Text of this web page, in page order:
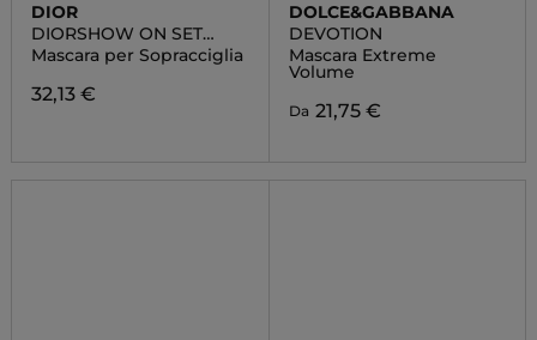
DIOR
DIORSHOW ON SET
BROW
Mascara per Sopracciglia
32,13 €
DOLCE&GABBANA
DEVOTION
Mascara Extreme
Volume
Da 21,75 €